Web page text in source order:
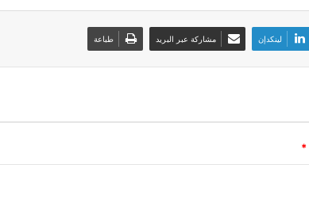
لينكدإن مشاركة عبر البريد طباعة
*